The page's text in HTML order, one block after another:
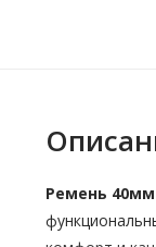
Ремень